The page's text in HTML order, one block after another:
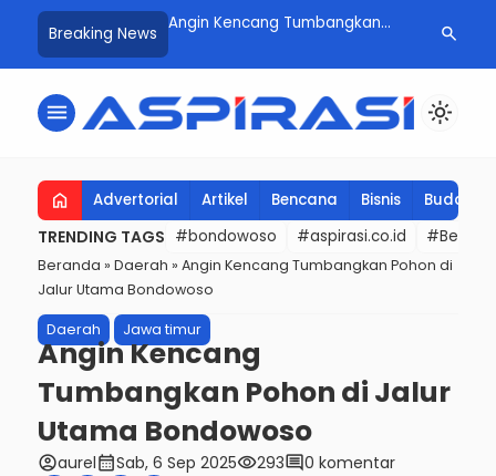
Breaking News
Pemkab
Sidak SPBU
BBM Aman
Angin Kencang Tumbangkan
Bondowoso Bergerak Cepat
Libur
Cemas,
Sisir Objek
search
menu light_mode
home Advertorial Artikel Bencana Bisnis Budaya
TRENDING TAGS #bondowoso #aspirasi.co.id #Berita
Beranda » Daerah » Angin Kencang Tumbangkan Pohon di
Jalur Utama Bondowoso
Daerah Jawa timur
Angin Kencang
Tumbangkan Pohon di Jalur
Utama Bondowoso
account_circleaurelcalendar_monthSab, 6 Sep 2025visibility293comment0 komentar